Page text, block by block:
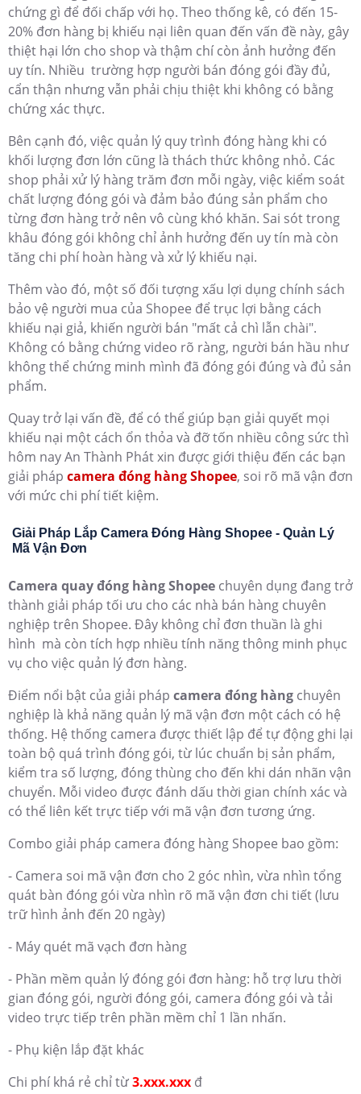
Như bạn đã biết, sàn thương mại điện tử đang phát triển
mạnh mẽ tại Việt Nam, đặc biệt trên nền tảng Shopee
với hàng triệu giao dịch mỗi ngày. Tuy nhiên, người bán
hàng đang đối mặt với nhiều thách thức nghiêm trọng
trong quá trình vận hành.
Một trong những vấn đề nhức nhối nhất hiện nay chính
là tình trạng khiếu nại từ người mua với lý do "không
nhận được hàng" hoặc "nhận thiếu hàng" hoặc có thể là
khách hàng gian lận khiếu nại mà ta không có bằng
chứng gì để đối chấp với họ. Theo thống kê, có đến 15-
20% đơn hàng bị khiếu nại liên quan đến vấn đề này, gây
thiệt hại lớn cho shop và thậm chí còn ảnh hưởng đến
uy tín. Nhiều trường hợp người bán đóng gói đầy đủ,
cẩn thận nhưng vẫn phải chịu thiệt khi không có bằng
chứng xác thực.
Bên cạnh đó, việc quản lý quy trình đóng hàng khi có
khối lượng đơn lớn cũng là thách thức không nhỏ. Các
shop phải xử lý hàng trăm đơn mỗi ngày, việc kiểm soát
chất lượng đóng gói và đảm bảo đúng sản phẩm cho
từng đơn hàng trở nên vô cùng khó khăn. Sai sót trong
khâu đóng gói không chỉ ảnh hưởng đến uy tín mà còn
tăng chi phí hoàn hàng và xử lý khiếu nại.
Thêm vào đó, một số đối tượng xấu lợi dụng chính sách
bảo vệ người mua của Shopee để trục lợi bằng cách
khiếu nại giả, khiến người bán "mất cả chì lẫn chài".
Không có bằng chứng video rõ ràng, người bán hầu như
phẩm.
Quay trở lại vấn đề, để có thể giúp bạn giải quyết mọi
khiếu nại một cách ổn thỏa và đỡ tốn nhiều công sức thì
hôm nay An Thành Phát xin được giới thiệu đến các bạn
giải pháp camera đóng hàng Shopee
với mức chi phí tiết kiệm.
Giải Pháp Lắp Camera Đóng Hàng Shopee - Quản Lý
Mã Vận Đơn
Camera quay đóng hàng Shopee chuyên dụng đang trở
thành giải pháp tối ưu cho các nhà bán hàng chuyên
nghiệp trên Shopee. Đây không chỉ đơn thuần là ghi
hình mà còn tích hợp nhiều tính năng thông minh phục
Điểm nổi bật của giải phápcamera đóng hàngchuyên
nghiệp là khả năng quản lý mã vận đơn một cách có hệ
toàn bộ quá trình đóng gói, từ lúc chuẩn bị sản phẩm,
kiểm tra số lượng, đóng thùng cho đến khi dán nhãn vận
chuyển. Mỗi video được đánh dấu thời gian chính xác và
có thể liên kết trực tiếp với mã vận đơn tương ứng.
Combo giải pháp camera đóng hàng Shopee bao gồm:
- Camera soi mã vận đơn cho 2 góc nhìn, vừa nhìn tổng